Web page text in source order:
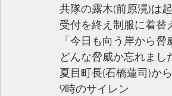
共隊の露木(前原滉)は
受付を終え制服に着替
「今日も向う岸から脅
どんな脅威か忘れま
夏目町長(石橋蓮司)か
9時のサイレン